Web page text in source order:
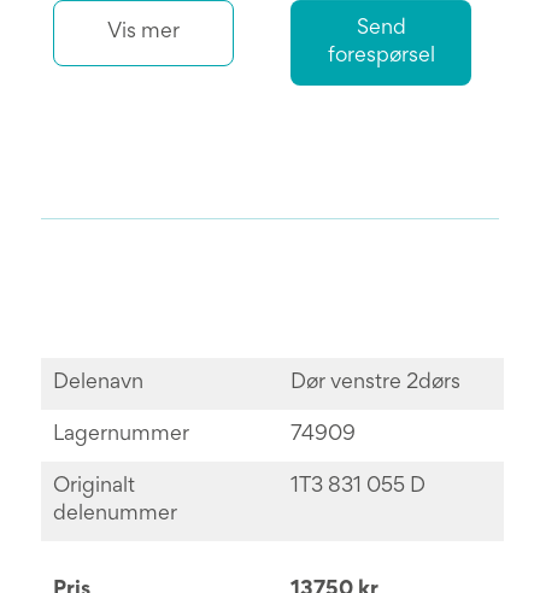
Vis mer
Send
forespørsel
Delenavn Dør venstre 2dørs
Lagernummer 74909
Originalt
delenummer
1T3 831 055 D